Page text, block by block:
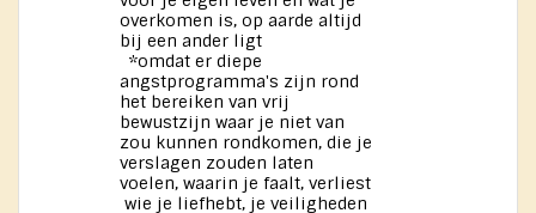
overkomen is, op aarde altijd
bij een ander ligt
*omdat er diepe
angstprogramma's zijn rond
het bereiken van vrij
bewustzijn waar je niet van
zou kunnen rondkomen, die je
verslagen zouden laten
voelen, waarin je faalt, verliest
wie je liefhebt, je veiligheden